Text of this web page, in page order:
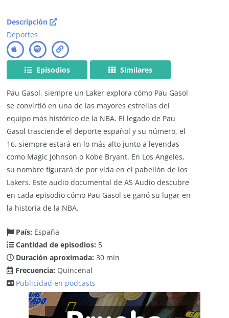
Descripción
Deportes
Episodios Similares
Pau Gasol, siempre un Laker explora cómo Pau Gasol
se convirtió en una de las mayores estrellas del
equipo más histórico de la NBA. El legado de Pau
Gasol trasciende el deporte español y su número, el
16, siempre estará en lo más alto junto a leyendas
como Magic Johnson o Kobe Bryant. En Los Angeles,
su nombre figurará de por vida en el pabellón de los
Lakers. Este audio documental de AS Audio descubre
en cada episodio cómo Pau Gasol se ganó su lugar en
la historia de la NBA.
País: España
Cantidad de episodios: 5
Duración aproximada: 30 min
Frecuencia: Quincenal
Publicidad en podcasts